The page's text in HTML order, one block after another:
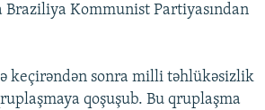
Braziliya Kommunist Partiyasından
keçirəndən sonra milli təhlükəsizlik
qoşuşub. Bu qruplaşma